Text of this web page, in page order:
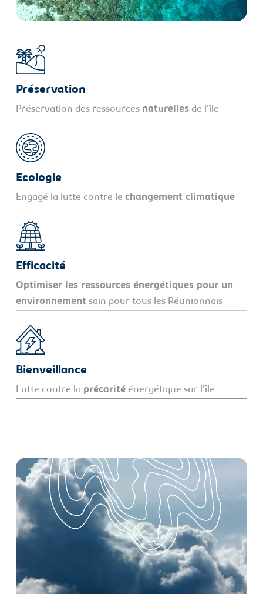
Préservation
Préservation des ressources naturellesde l’île
Ecologie
Engagé la lutte contre le changement climatique
Efficacité
Optimiser les ressources énergétiques pour un
environnementsain pour tous les Réunionnais
Bienveillance
Lutte contre la précaritéénergétique sur l’île